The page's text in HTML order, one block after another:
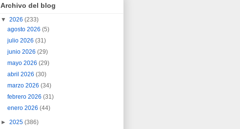
Archivo del blog
▼ 2026 (233)
agosto 2026(5)
julio 2026(31)
junio 2026(29)
mayo 2026(29)
abril 2026(30)
marzo 2026(34)
febrero 2026(31)
enero 2026(44)
► 2025 (386)